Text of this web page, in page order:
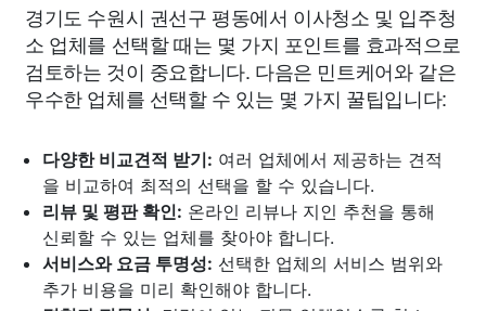
경기도 수원시 권선구 평동에서 이사청소 및 입주청
소 업체를 선택할 때는 몇 가지 포인트를 효과적으로
검토하는 것이 중요합니다. 다음은 민트케어와 같은
우수한 업체를 선택할 수 있는 몇 가지 꿀팁입니다:
다양한 비교견적 받기: 여러 업체에서 제공하는 견적
을 비교하여 최적의 선택을 할 수 있습니다.
리뷰 및 평판 확인: 온라인 리뷰나 지인 추천을 통해
신뢰할 수 있는 업체를 찾아야 합니다.
서비스와 요금 투명성: 선택한 업체의 서비스 범위와
추가 비용을 미리 확인해야 합니다.